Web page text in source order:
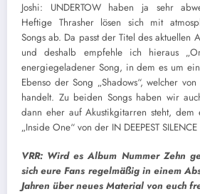
Joshi: UNDERTOW haben ja sehr
Heftige Thrasher lösen sich mit
Songs ab. Da passt der Titel des aktuellen
und deshalb empfehle ich hieraus
energiegeladener Song, in dem es um
Ebenso der Song „Shadows“, welcher
handelt. Zu beiden Songs haben wir
dann eher auf Akustikgitarren steht, dem
„Inside One“ von der IN DEEPEST
VRR: Wird es Album Nummer Zehn
sich eure Fans regelmäßig in einem
Jahren über neues Material von euch